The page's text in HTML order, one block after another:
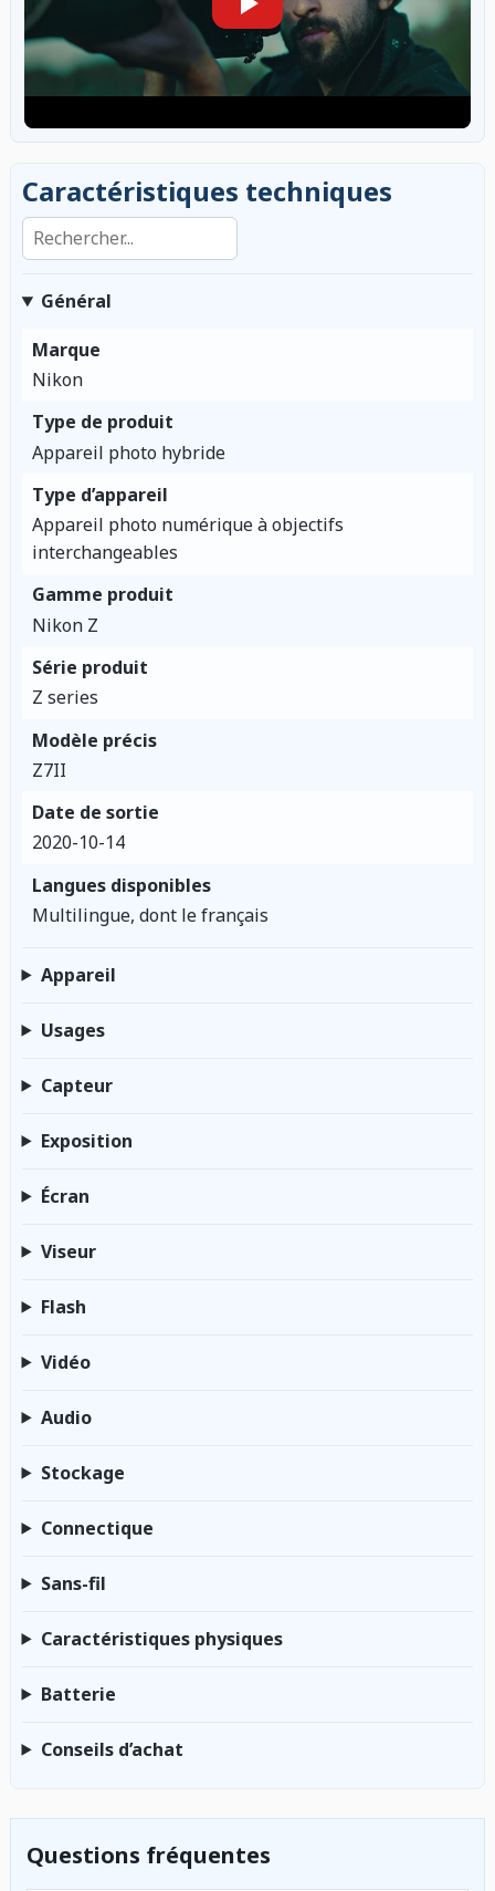
Caractéristiques techniques
Rechercher dans les caractéristiques
Général
Marque
Nikon
Type de produit
Appareil photo hybride
Type d’appareil
Appareil photo numérique à objectifs
interchangeables
Gamme produit
Nikon Z
Série produit
Z series
Modèle précis
Z7II
Date de sortie
2020-10-14
Langues disponibles
Multilingue, dont le français
Appareil
Usages
Capteur
Exposition
Écran
Viseur
Flash
Vidéo
Audio
Stockage
Connectique
Sans-fil
Caractéristiques physiques
Batterie
Conseils d’achat
Questions fréquentes